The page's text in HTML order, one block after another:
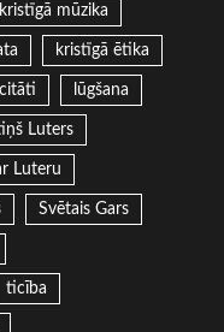
kristīgā mūzika
kristīgā ētika
lūgšana
Luters
Luteru
Svētais Gars
ticība